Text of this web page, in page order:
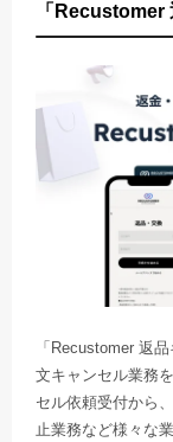
「Recustomer
「Recustomer 返
文キャンセル業務
セル依頼受付から
止業務など様々な